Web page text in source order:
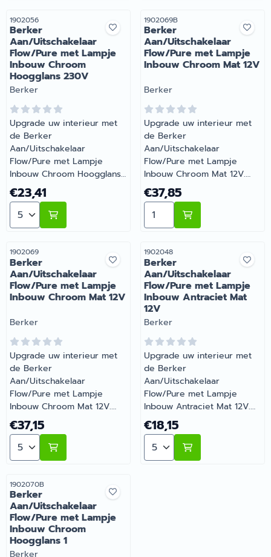
Energiezuinig en perfect
voor 12V systemen. |
Artikelnummer 1902056B
Energiezuinig en perfect
voor 12V systemen. |
Artikelnummer 1902070
Artikelnummer
1902056
Berker
Aan/Uitschakelaar
Flow/Pure met Lampje
Inbouw Chroom
Hoogglans 230V
Merk:
Berker
Upgrade uw interieur met
de Berker
Aan/Uitschakelaar
Flow/Pure met Lampje
Inbouw Chroom Hoogglans
230V. Aan/uitschakelaar
met controlelampje. Voor
verlichting en
controleschakeling. Alleen
Energiezuinig en perfect
voor 12V systemen. |
Artikelnummer 1902056
Prijs: 23,41
€23,41
Aantal kiezen voor Berker Aan/Uitschakelaar Flow/
Artikelnummer
1902069B
Berker
Aan/Uitschakelaar
Flow/Pure met Lampje
Inbouw Chroom Mat 12V
Merk:
Berker
Upgrade uw interieur met
de Berker
Aan/Uitschakelaar
Flow/Pure met Lampje
Inbouw Chroom Mat 12V.
Aan/uitschakelaar met
controlelampje. Voor
verlichting en
controleschakeling. Alleen
Energiezuinig en perfect
voor 12V systemen. |
Artikelnummer 1902069B
Prijs: 37,85
€37,85
Aantal kiezen voor
Artikelnummer
1902069
Berker
Aan/Uitschakelaar
Flow/Pure met Lampje
Inbouw Chroom Mat 12V
Merk:
Berker
Upgrade uw interieur met
de Berker
Aan/Uitschakelaar
Flow/Pure met Lampje
Inbouw Chroom Mat 12V.
Aan/uitschakelaar met
controlelampje. Voor
verlichting en
controleschakeling. Alleen
Energiezuinig en perfect
voor 12V systemen. |
Artikelnummer 1902069
Prijs: 37,15
€37,15
Aantal kiezen voor Berker Aan/Uitschakelaar Flow/
Artikelnummer
1902048
Berker
Aan/Uitschakelaar
Flow/Pure met Lampje
Inbouw Antraciet Mat
12V
Merk:
Berker
Upgrade uw interieur met
de Berker
Aan/Uitschakelaar
Flow/Pure met Lampje
Inbouw Antraciet Mat 12V.
Aan/uitschakelaar met
controlelampje. Voor
verlichting en
controleschakeling. Alleen
Prijs: 18,15
€18,15
Aantal kiezen voor
Artikelnummer
1902070B
Berker
Aan/Uitschakelaar
Flow/Pure met Lampje
Inbouw Chroom
Hoogglans 1
Merk:
Berker